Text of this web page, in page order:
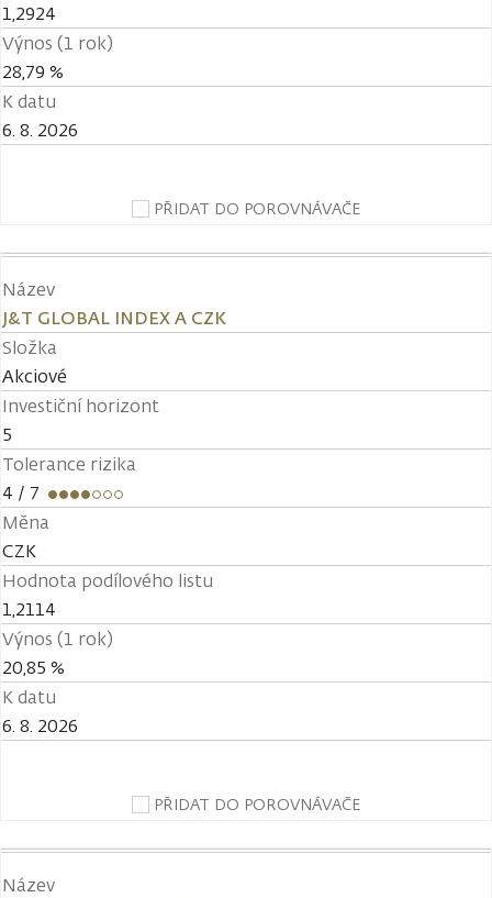
1,2924
Výnos (1 rok)
28,79 %
K datu
6. 8. 2026
PŘIDAT DO POROVNÁVAČE
Název
J&T GLOBAL INDEX A CZK
Složka
Akciové
Investiční horizont
5
Tolerance rizika
4 / 7
Měna
CZK
Hodnota podílového listu
1,2114
Výnos (1 rok)
20,85 %
K datu
6. 8. 2026
PŘIDAT DO POROVNÁVAČE
Název